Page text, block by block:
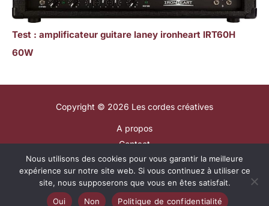
Test : amplificateur guitare laney ironheart IRT60H
60W
Copyright © 2026 Les cordes créatives
A propos
Contact
Plan du site
Mentions légales
Politique de confidentialité
Nous utilisons des cookies pour vous garantir la meilleure
expérience sur notre site web. Si vous continuez à utiliser ce
site, nous supposerons que vous en êtes satisfait.
Oui
Non Politique de confidentialité